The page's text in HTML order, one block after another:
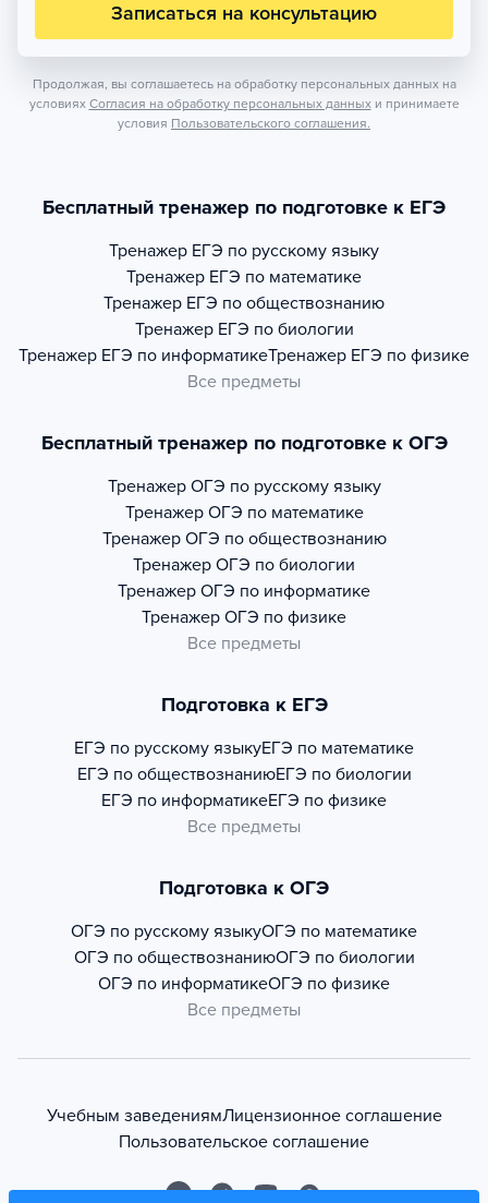
Записаться на консультацию
Продолжая, вы соглашаетесь на обработку персональных данных на
условиях Согласия на обработку персональных данных и принимаете
условия Пользовательского соглашения.
Бесплатный тренажер по подготовке к ЕГЭ
Тренажер ЕГЭ по русскому языку
Тренажер ЕГЭ по математике
Тренажер ЕГЭ по обществознанию
Тренажер ЕГЭ по биологии
Тренажер ЕГЭ по информатикеТренажер ЕГЭ по физике
Все предметы
Бесплатный тренажер по подготовке к ОГЭ
Тренажер ОГЭ по русскому языку
Тренажер ОГЭ по математике
Тренажер ОГЭ по обществознанию
Тренажер ОГЭ по биологии
Тренажер ОГЭ по информатике
Тренажер ОГЭ по физике
Все предметы
Подготовка к ЕГЭ
ЕГЭ по русскому языкуЕГЭ по математике
ЕГЭ по обществознаниюЕГЭ по биологии
ЕГЭ по информатикеЕГЭ по физике
Все предметы
Подготовка к ОГЭ
ОГЭ по русскому языкуОГЭ по математике
ОГЭ по обществознаниюОГЭ по биологии
ОГЭ по информатикеОГЭ по физике
Все предметы
Учебным заведениямЛицензионное соглашение
Пользовательское соглашение